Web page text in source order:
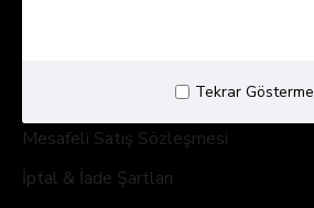
Tekrar Gösterme
Mesafeli Satış Sözleşmesi
İptal & İade Şartları